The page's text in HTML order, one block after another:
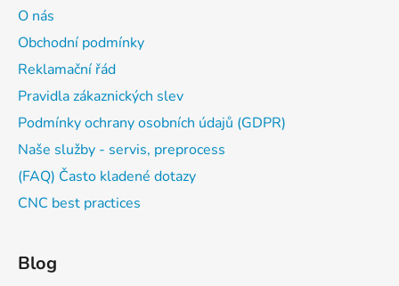
O nás
Obchodní podmínky
Reklamační řád
Pravidla zákaznických slev
Podmínky ochrany osobních údajů (GDPR)
Naše služby - servis, preprocess
(FAQ) Často kladené dotazy
CNC best practices
Blog